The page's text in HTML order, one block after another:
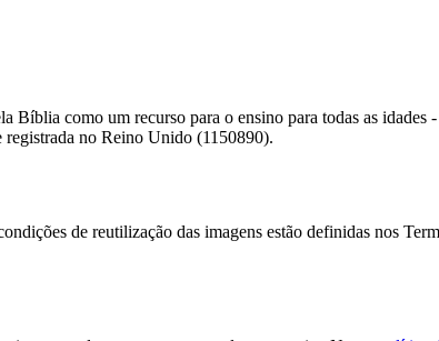
Bíblia como um recurso para o ensino para todas as
no Reino Unido (1150890).
de reutilização das imagens estão definidas nos